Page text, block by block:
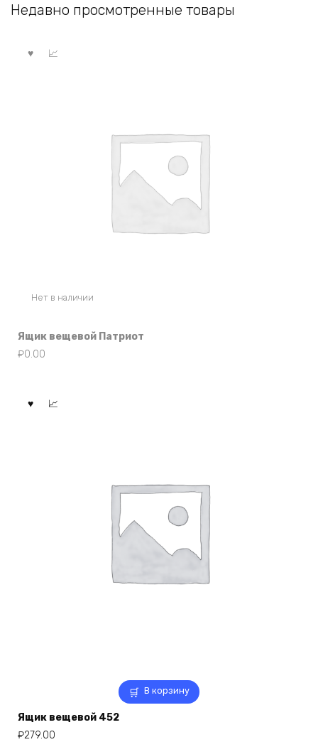
Недавно просмотренные товары
Нет в наличии
Ящик вещевой Патриот
₽0.00
В корзину
Ящик вещевой 452
₽279.00